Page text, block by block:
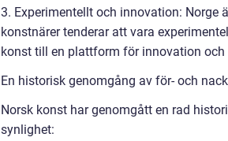
3. Experimentellt och innovation: Norge
konstnärer tenderar att vara
konst till en plattform för innovation
En historisk genomgång av för- och
Norsk konst har genomgått en rad
synlighet: